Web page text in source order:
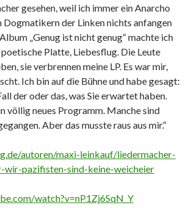
gesehen, weil ich immer ein Anarcho
Dogmatikern der Linken nichts anfangen
„Genug ist nicht genug“ machte ich
poetische Platte, Liebesflug. Die Leute
sie verbrennen meine LP. Es war mir,
Ich bin auf die Bühne und habe gesagt:
der oder das, was Sie erwartet haben.
völlig neues Programm. Manche sind
Aber das musste raus aus mir.“
autoren/maxi-leinkauf/liedermacher-
wir-pazifisten-sind-keine-weicheier
watch?v=nP1Zj6SqN_Y